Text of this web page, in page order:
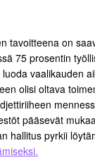
tavoitteena on
75 prosentin
vaalikauden
olisi oltava
pääsevät
hallitus pyrkii